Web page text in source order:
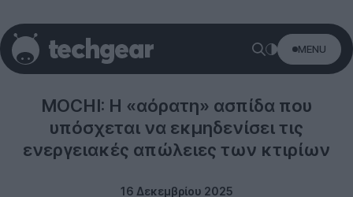
MENU
Technology
MOCHI: Η «αόρατη» ασπίδα που
υπόσχεται να εκμηδενίσει τις
ενεργειακές απώλειες των κτιρίων
16 Δεκεμβρίου 2025